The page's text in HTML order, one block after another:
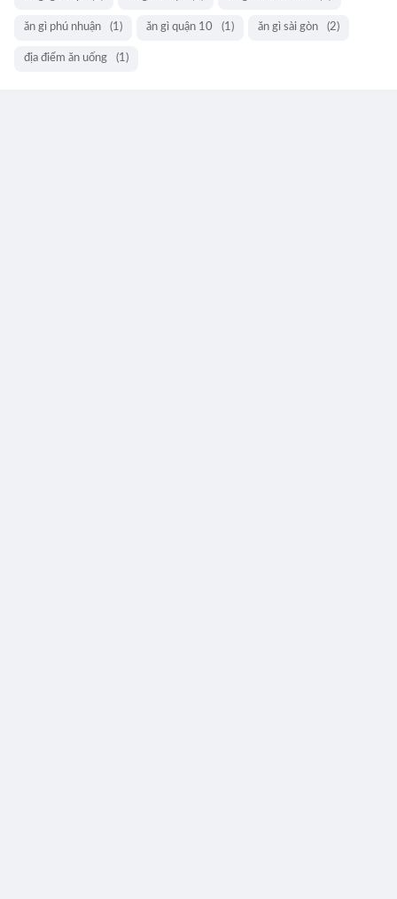
ăn gì phú nhuận (1) ăn gì quận 10 (1) ăn gì sài gòn (2)
địa điểm ăn uống (1)